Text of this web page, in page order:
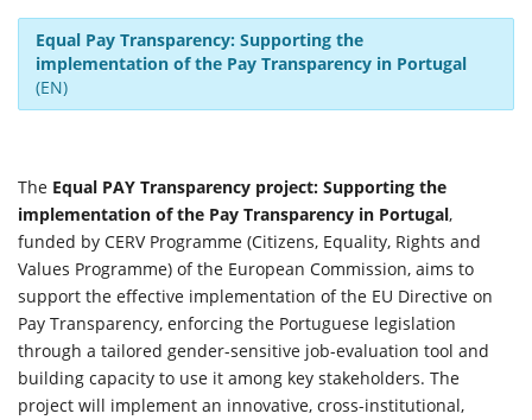
Equal Pay Transparency: Supporting the
implementation of the Pay Transparency in Portugal
(EN)
The Equal PAY Transparency project: Supporting the
implementation of the Pay Transparency in Portugal,
funded by CERV Programme (Citizens, Equality, Rights and
Values ​​Programme) of the European Commission, aims to
support the effective implementation of the EU Directive on
Pay Transparency, enforcing the Portuguese legislation
through a tailored gender-sensitive job-evaluation tool and
building capacity to use it among key stakeholders. The
project will implement an innovative, cross-institutional,